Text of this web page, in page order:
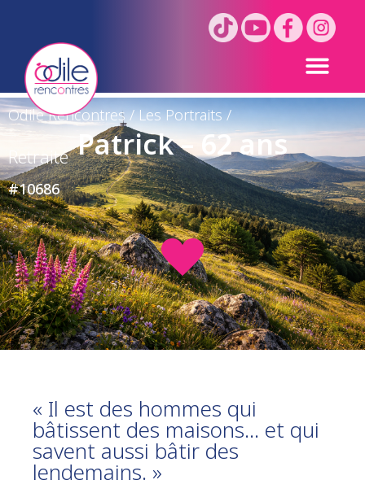
Odile Rencontres/Les Portraits/
Patrick – 62 ans
Retraité
#10686
« Il est des hommes qui
bâtissent des maisons… et qui
savent aussi bâtir des
lendemains. »